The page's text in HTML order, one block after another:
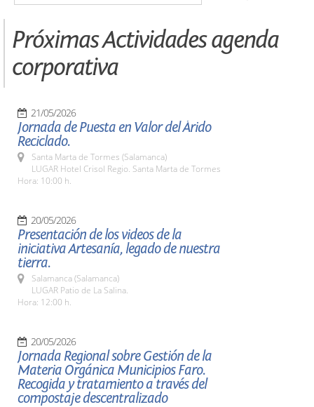
Próximas Actividades agenda
corporativa
21/05/2026
Jornada de Puesta en Valor del Árido
Reciclado.
Santa Marta de Tormes (Salamanca)
LUGAR Hotel Crisol Regio. Santa Marta de Tormes
Hora: 10:00 h.
20/05/2026
Presentación de los videos de la
iniciativa Artesanía, legado de nuestra
tierra.
Salamanca (Salamanca)
LUGAR Patio de La Salina.
Hora: 12:00 h.
20/05/2026
Jornada Regional sobre Gestión de la
Materia Orgánica Municipios Faro.
Recogida y tratamiento a través del
compostaje descentralizado